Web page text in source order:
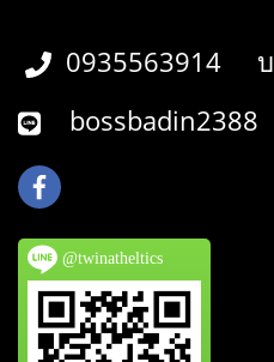
0935563914
bossbadin2388
@twinatheltics